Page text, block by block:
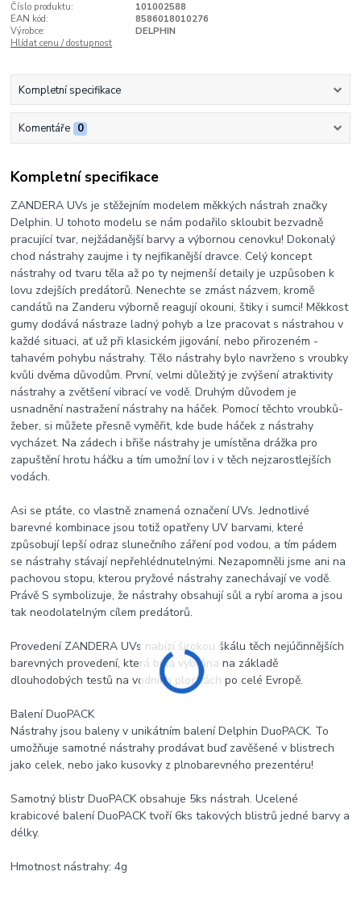
Číslo produktu:
101002588
EAN kód:
8586018010276
Výrobce:
DELPHIN
Hlídat cenu / dostupnost
Kompletní specifikace
Komentáře 0
Kompletní specifikace
ZANDERA UVs je stěžejním modelem měkkých nástrah značky
Delphin. U tohoto modelu se nám podařilo skloubit bezvadně
pracující tvar, nejžádanější barvy a výbornou cenovku! Dokonalý
chod nástrahy zaujme i ty nejfikanější dravce. Celý koncept
nástrahy od tvaru těla až po ty nejmenší detaily je uzpůsoben k
lovu zdejších predátorů. Nenechte se zmást názvem, kromě
candátů na Zanderu výborně reagují okouni, štiky i sumci! Měkkost
gumy dodává nástraze ladný pohyb a lze pracovat s nástrahou v
každé situaci, ať už při klasickém jigování, nebo přirozeném -
tahavém pohybu nástrahy. Tělo nástrahy bylo navrženo s vroubky
kvůli dvěma důvodům. První, velmi důležitý je zvýšení atraktivity
nástrahy a zvětšení vibrací ve vodě. Druhým důvodem je
usnadnění nastražení nástrahy na háček. Pomocí těchto vroubků-
žeber, si můžete přesně vyměřit, kde bude háček z nástrahy
vycházet. Na zádech i břiše nástrahy je umístěna drážka pro
zapuštění hrotu háčku a tím umožní lov i v těch nejzarostlejších
vodách.
Asi se ptáte, co vlastně znamená označení UVs. Jednotlivé
barevné kombinace jsou totiž opatřeny UV barvami, které
způsobují lepší odraz slunečního záření pod vodou, a tím pádem
se nástrahy stávají nepřehlédnutelnými. Nezapomněli jsme ani na
pachovou stopu, kterou pryžové nástrahy zanechávají ve vodě.
Právě S symbolizuje, že nástrahy obsahují sůl a rybí aroma a jsou
tak neodolatelným cílem predátorů.
Provedení ZANDERA UVs nabízí širokou škálu těch nejúčinnějších
barevných provedení, která byla vybrána na základě
dlouhodobých testů na vodních plochách po celé Evropě.
Balení DuoPACK
Nástrahy jsou baleny v unikátním balení Delphin DuoPACK. To
umožňuje samotné nástrahy prodávat buď zavěšené v blistrech
jako celek, nebo jako kusovky z plnobarevného prezentéru!
Samotný blistr DuoPACK obsahuje 5ks nástrah. Ucelené
krabicové balení DuoPACK tvoří 6ks takových blistrů jedné barvy a
délky.
Hmotnost nástrahy: 4g